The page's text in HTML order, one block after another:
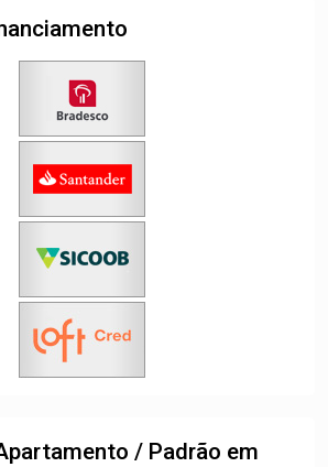
/ Padrão em